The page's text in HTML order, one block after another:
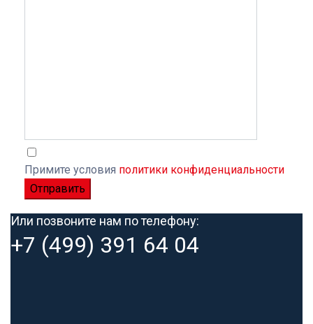
Примите условия политики конфиденциальности
Или позвоните нам по телефону:
+7 (499) 391 64 04